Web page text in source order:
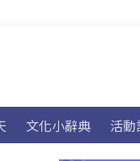
文化小辭典 活動